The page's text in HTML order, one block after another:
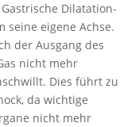
Dilatation-
seine eigene Achse.
der Ausgang des
nicht mehr
Dies führt zu
da wichtige
nicht mehr